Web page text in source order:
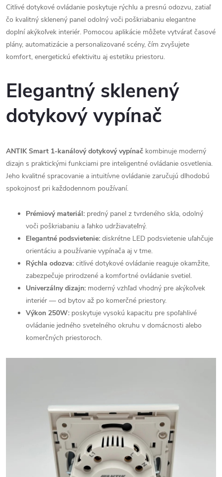
Citlivé dotykové ovládanie poskytuje rýchlu a presnú odozvu, zatiaľ
čo kvalitný sklenený panel odolný voči poškriabaniu elegantne
doplní akýkoľvek interiér. Pomocou aplikácie môžete vytvárať časové
plány, automatizácie a personalizované scény, čím zvyšujete
komfort, energetickú efektivitu aj estetiku priestoru.
Elegantný sklenený
dotykový vypínač
ANTIK Smart 1-kanálový dotykový vypínač kombinuje moderný
dizajn s praktickými funkciami pre inteligentné ovládanie osvetlenia.
Jeho kvalitné spracovanie a intuitívne ovládanie zaručujú dlhodobú
spokojnosť pri každodennom používaní.
Prémiový materiál: predný panel z tvrdeného skla, odolný
voči poškriabaniu a ľahko udržiavateľný.
Elegantné podsvietenie: diskrétne LED podsvietenie uľahčuje
orientáciu a používanie vypínača aj v tme.
Rýchla odozva: citlivé dotykové ovládanie reaguje okamžite,
zabezpečuje prirodzené a komfortné ovládanie svetiel.
Univerzálny dizajn: moderný vzhľad vhodný pre akýkoľvek
interiér — od bytov až po komerčné priestory.
Výkon 250W: poskytuje vysokú kapacitu pre spoľahlivé
ovládanie jedného svetelného okruhu v domácnosti alebo
komerčných priestoroch.